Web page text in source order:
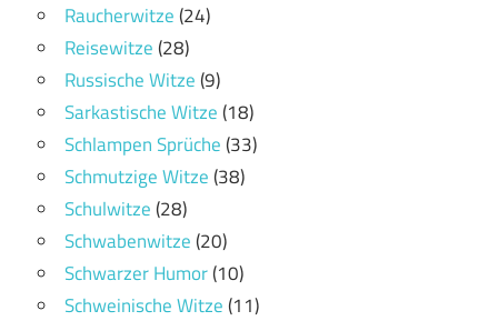
Raucherwitze(24)
Reisewitze(28)
Russische Witze(9)
Sarkastische Witze(18)
Schlampen Sprüche(33)
Schmutzige Witze(38)
Schulwitze(28)
Schwabenwitze(20)
Schwarzer Humor(10)
Schweinische Witze(11)